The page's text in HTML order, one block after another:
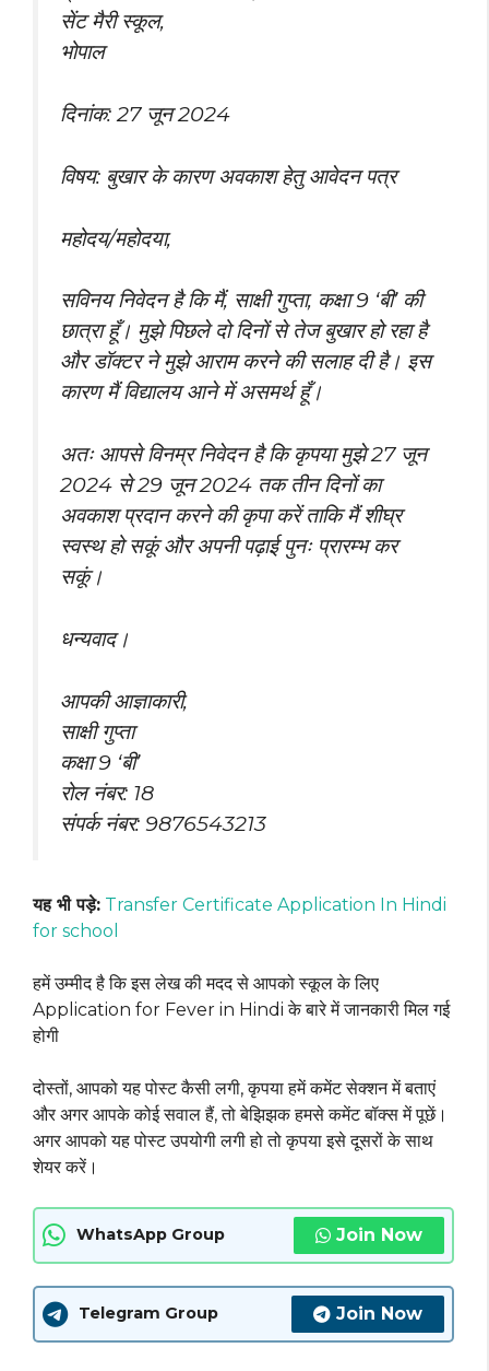
सेंट मैरी स्कूल,
भोपाल
दिनांक: 27 जून 2024
विषय: बुखार के कारण अवकाश हेतु आवेदन पत्र
महोदय/महोदया,
सविनय निवेदन है कि मैं, साक्षी गुप्ता, कक्षा 9 ‘बी’ की
छात्रा हूँ। मुझे पिछले दो दिनों से तेज बुखार हो रहा है
और डॉक्टर ने मुझे आराम करने की सलाह दी है। इस
कारण मैं विद्यालय आने में असमर्थ हूँ।
अतः आपसे विनम्र निवेदन है कि कृपया मुझे 27 जून
2024 से 29 जून 2024 तक तीन दिनों का
अवकाश प्रदान करने की कृपा करें ताकि मैं शीघ्र
स्वस्थ हो सकूं और अपनी पढ़ाई पुनः प्रारम्भ कर
सकूं।
धन्यवाद।
आपकी आज्ञाकारी,
साक्षी गुप्ता
कक्षा 9 ‘बी’
रोल नंबर: 18
संपर्क नंबर: 9876543213
यह भी पड़े: Transfer Certificate Application In Hindi
for school
हमें उम्मीद है कि इस लेख की मदद से आपको स्कूल के लिए
Application for Fever in Hindi के बारे में जानकारी मिल गई
होगी
दोस्तों, आपको यह पोस्ट कैसी लगी, कृपया हमें कमेंट सेक्शन में बताएं
और अगर आपके कोई सवाल हैं, तो बेझिझक हमसे कमेंट बॉक्स में पूछें।
अगर आपको यह पोस्ट उपयोगी लगी हो तो कृपया इसे दूसरों के साथ
शेयर करें।
WhatsApp Group Join Now
Telegram Group Join Now